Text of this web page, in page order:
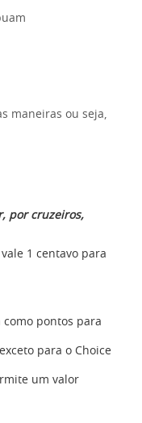
maneiras ou seja,
por cruzeiros,
1 centavo para
pontos para
para o Choice
um valor